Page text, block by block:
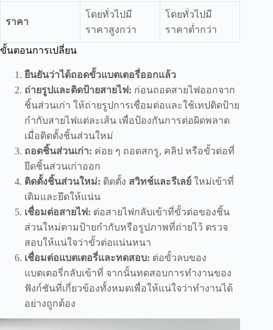
ราคา
โดยทั่วไปมี
ราคาสูงกว่า
โดยทั่วไปมี
ราคาต่ำกว่า
ขั้นตอนการเปลี่ยน
ยืนยันว่าได้ถอดขั้วแบตเตอรี่ออกแล้ว
ถ่ายรูปและติดป้ายสายไฟ: ก่อนถอดสายไฟออกจาก
ชิ้นส่วนเก่า ให้ถ่ายรูปการเชื่อมต่อและใช้เทปติดป้าย
กำกับสายไฟแต่ละเส้น เพื่อป้องกันการต่อผิดพลาด
เมื่อติดตั้งชิ้นส่วนใหม่
ถอดชิ้นส่วนเก่า: ค่อย ๆ ถอดสกรู, คลิป หรือขั้วต่อที่
ยึดชิ้นส่วนเก่าออก
ติดตั้งชิ้นส่วนใหม่: ติดตั้ง สวิทช์และรีเลย์ ใหม่เข้าที่
เดิมและยึดให้แน่น
เชื่อมต่อสายไฟ: ต่อสายไฟกลับเข้าที่ขั้วต่อของชิ้น
ส่วนใหม่ตามป้ายกำกับหรือรูปภาพที่ถ่ายไว้ ตรวจ
สอบให้แน่ใจว่าขั้วต่อแน่นหนา
เชื่อมต่อแบตเตอรี่และทดสอบ: ต่อขั้วลบของ
แบตเตอรี่กลับเข้าที่ จากนั้นทดสอบการทำงานของ
ฟังก์ชันที่เกี่ยวข้องทั้งหมดเพื่อให้แน่ใจว่าทำงานได้
อย่างถูกต้อง